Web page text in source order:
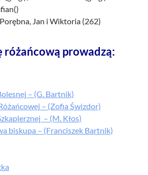
Jan i Wiktoria (262)
prowadzą:
– (G. Bartnik)
– (Zofia Świzdor)
– (M. Kłos)
biskupa – (Franciszek Bartnik)